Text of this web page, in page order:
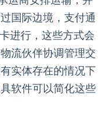
国际边境，支付通
进行，这些方式会
流伙伴协调管理交
实体存在的情况下
软件可以简化这些